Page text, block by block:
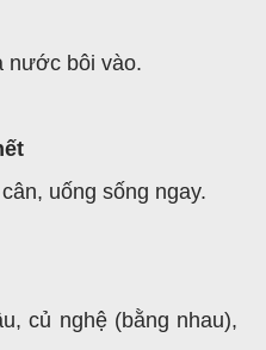
nước bôi vào.
uống sống ngay.
củ nghệ (bằng nhau),